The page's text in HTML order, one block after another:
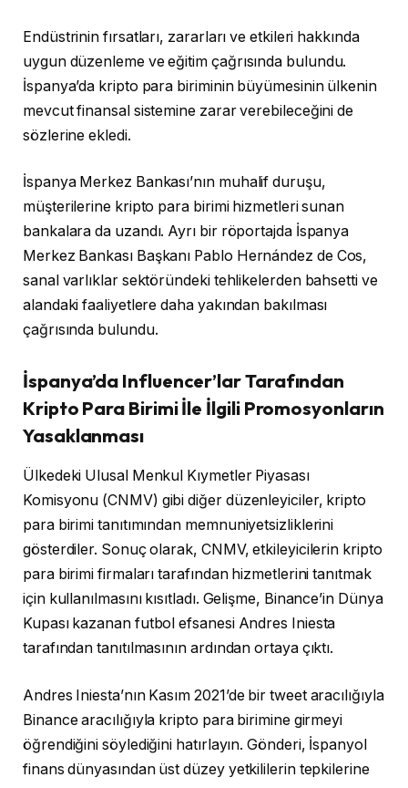
Endüstrinin fırsatları, zararları ve etkileri hakkında
uygun düzenleme ve eğitim çağrısında bulundu.
İspanya’da kripto para biriminin büyümesinin ülkenin
mevcut finansal sistemine zarar verebileceğini de
sözlerine ekledi.
İspanya Merkez Bankası’nın muhalif duruşu,
müşterilerine kripto para birimi hizmetleri sunan
bankalara da uzandı. Ayrı bir röportajda İspanya
Merkez Bankası Başkanı Pablo Hernández de Cos,
sanal varlıklar sektöründeki tehlikelerden bahsetti ve
alandaki faaliyetlere daha yakından bakılması
çağrısında bulundu.
İspanya’da Influencer’lar Tarafından
Kripto Para Birimi İle İlgili Promosyonların
Yasaklanması
Ülkedeki Ulusal Menkul Kıymetler Piyasası
Komisyonu (CNMV) gibi diğer düzenleyiciler, kripto
para birimi tanıtımından memnuniyetsizliklerini
gösterdiler. Sonuç olarak, CNMV, etkileyicilerin kripto
para birimi firmaları tarafından hizmetlerini tanıtmak
için kullanılmasını kısıtladı. Gelişme, Binance’in Dünya
Kupası kazanan futbol efsanesi Andres Iniesta
tarafından tanıtılmasının ardından ortaya çıktı.
Andres Iniesta’nın Kasım 2021’de bir tweet aracılığıyla
Binance aracılığıyla kripto para birimine girmeyi
öğrendiğini söylediğini hatırlayın. Gönderi, İspanyol
finans dünyasından üst düzey yetkililerin tepkilerine